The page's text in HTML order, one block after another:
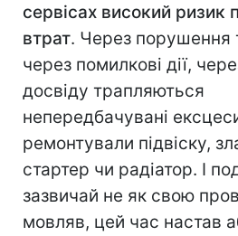
сервісах високий ризик
втрат. Через порушення
через помилкові дії,
досвіду трапляються
непередбачувані
ремонтували підвіску,
стартер чи радіатор. І
зазвичай не як свою
мовляв, цей час настав